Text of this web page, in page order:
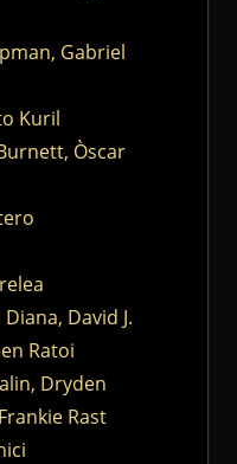
Gabriel
Kuril
Òscar
David J.
Ratoi
Dryden
Rast